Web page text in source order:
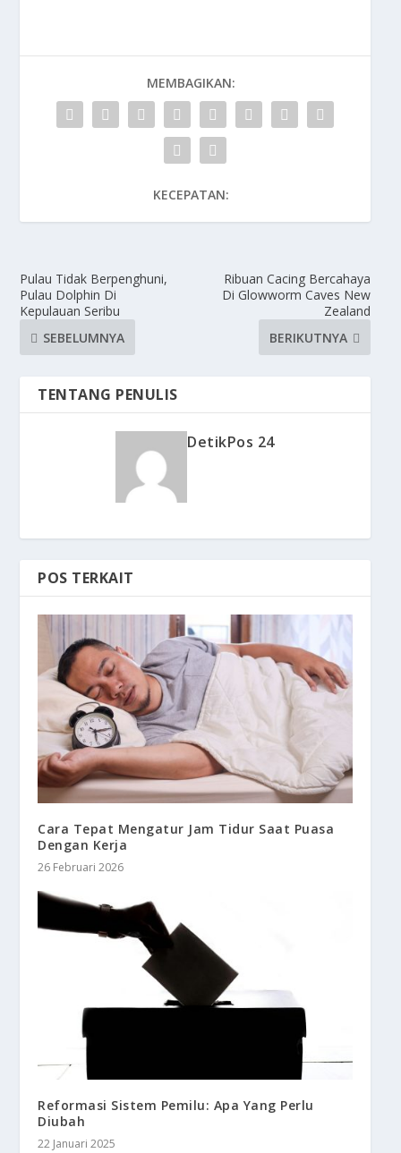
MEMBAGIKAN:
KECEPATAN:
Pulau Tidak Berpenghuni,
Pulau Dolphin Di
Kepulauan Seribu
SEBELUMNYA
Ribuan Cacing Bercahaya
Di Glowworm Caves New
Zealand
BERIKUTNYA
TENTANG PENULIS
DetikPos 24
POS TERKAIT
Cara Tepat Mengatur Jam Tidur Saat Puasa
Dengan Kerja
26 Februari 2026
Reformasi Sistem Pemilu: Apa Yang Perlu
Diubah
22 Januari 2025